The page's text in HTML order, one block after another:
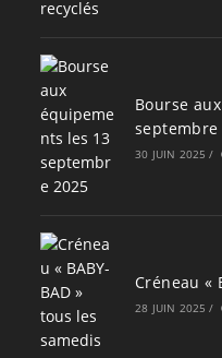
Bourse
septembre
30 JUIN 2025 /
Créneau «
28 JUIN 2025 /